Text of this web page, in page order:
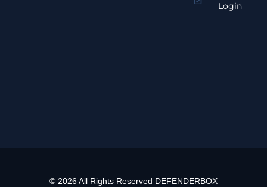
Login
© 2026 All Rights Reserved DEFENDERBOX